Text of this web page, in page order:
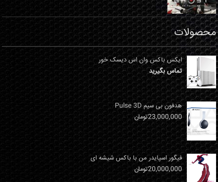
محصولات
ایکس باکس وان اس دیسک خور
تماس بگیرید
هدفون بی سیم Pulse 3D
23,000,000تومان
فیگور اسپایدر من با باکس شیشه ای
20,000,000تومان